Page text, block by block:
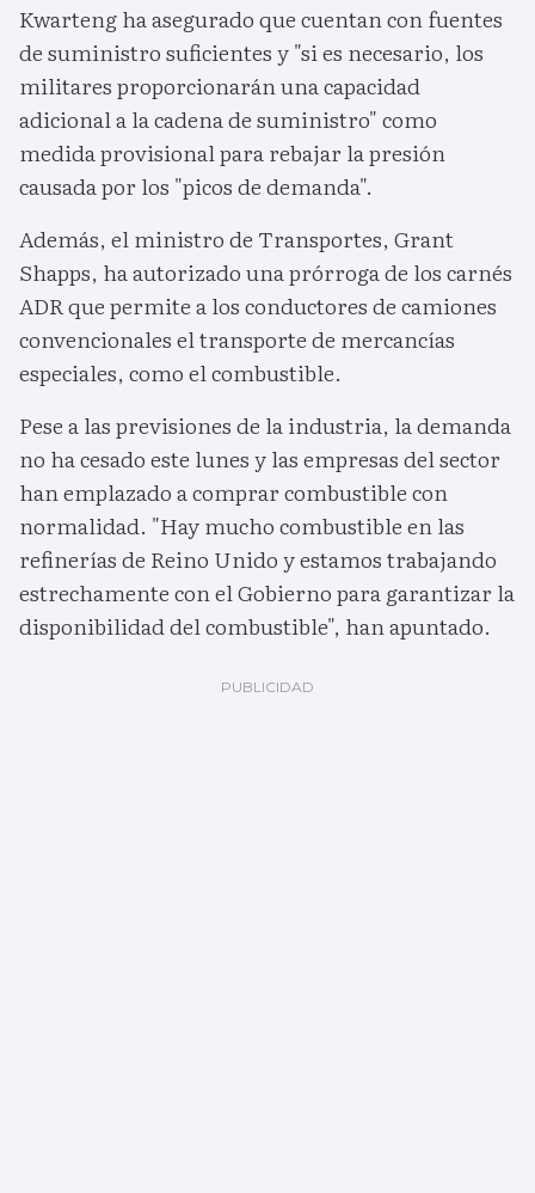
Kwarteng ha asegurado que cuentan con fuentes
de suministro suficientes y "si es necesario, los
militares proporcionarán una capacidad
adicional a la cadena de suministro" como
medida provisional para rebajar la presión
causada por los "picos de demanda".
Además, el ministro de Transportes, Grant
Shapps, ha autorizado una prórroga de los carnés
ADR que permite a los conductores de camiones
convencionales el transporte de mercancías
especiales, como el combustible.
Pese a las previsiones de la industria, la demanda
no ha cesado este lunes y las empresas del sector
han emplazado a comprar combustible con
normalidad. "Hay mucho combustible en las
refinerías de Reino Unido y estamos trabajando
estrechamente con el Gobierno para garantizar la
disponibilidad del combustible", han apuntado.